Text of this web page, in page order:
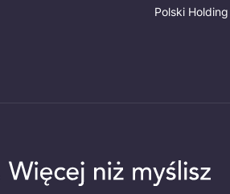
Polski